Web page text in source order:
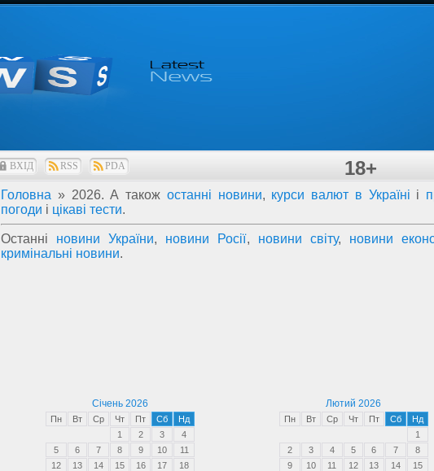
ВХІД RSS PDA 18+
Головна » 2026. А також останні новини, курси валют в Україні і
погоди і цікаві тести.
Останні новини України, новини Росії, новини світу, новини
кримінальні новини.
Січень 2026
Пн Вт Ср Чт Пт Сб
Нд
1
2 3
4
5
6 7 8 9 10
11
12
13 14 15 16 17
18
Лютий 2026
Пн Вт Ср Чт Пт Сб
Нд
1
2
3 4 5 6 7
8
9
10 11 12 13 14
15